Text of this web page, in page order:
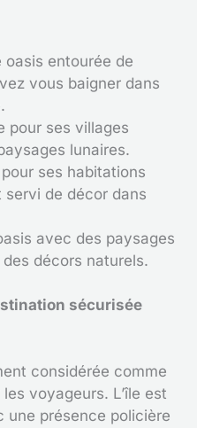
oasis entourée de
vous baigner dans
pour ses villages
lunaires.
ses habitations
de décor dans
avec des paysages
décors naturels.
sécurisée
considérée comme
voyageurs. L’île est
une présence policière